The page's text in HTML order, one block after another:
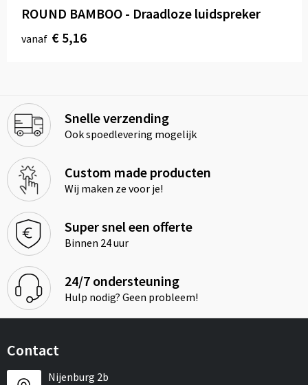
ROUND BAMBOO - Draadloze luidspreker
vanaf € 5,16
Snelle verzending
Ook spoedlevering mogelijk
Custom made producten
Wij maken ze voor je!
Super snel een offerte
Binnen 24 uur
24/7 ondersteuning
Hulp nodig? Geen probleem!
Contact
Nijenburg 2b